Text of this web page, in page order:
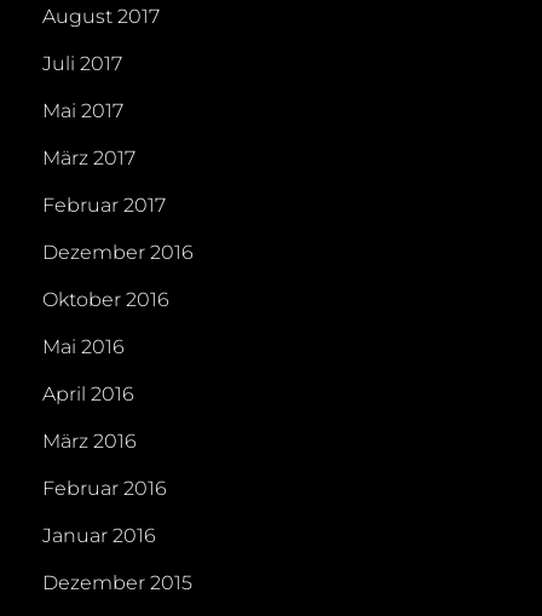
August 2017
Juli 2017
Mai 2017
März 2017
Februar 2017
Dezember 2016
Oktober 2016
Mai 2016
April 2016
März 2016
Februar 2016
Januar 2016
Dezember 2015